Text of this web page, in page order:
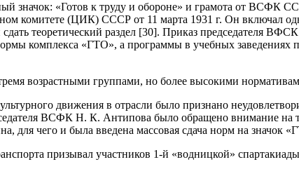
значок: «Готов к труду и обороне» и грамота от ВСФК
комитете (ЦИК) СССР от 11 марта 1931 г. Он включал
теоретический раздел [30]. Приказ председателя
комплекса «ГТО», а программы в учебных
возрастными группами, но более высокими
движения в отрасли было признано
ВСФК Н. К. Антипова было обращено внимание на
для чего и была введена массовая сдача норм на значок
призывал участников 1-й «водницкой»